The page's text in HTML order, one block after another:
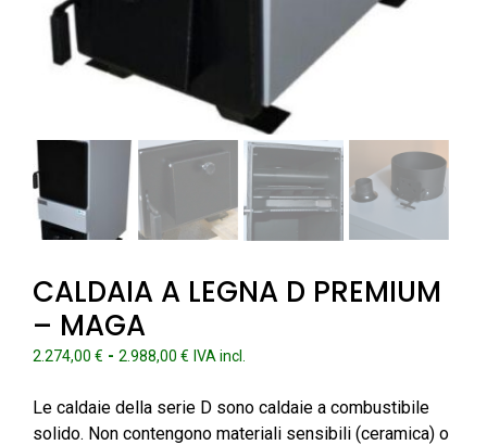
CALDAIA A LEGNA D PREMIUM
– MAGA
2.274,00 € - 2.988,00 € Fascia
prezzo:
da
IVA incl.
Le caldaie della serie D sono caldaie a combustibile
solido. Non contengono materiali sensibili (ceramica) o